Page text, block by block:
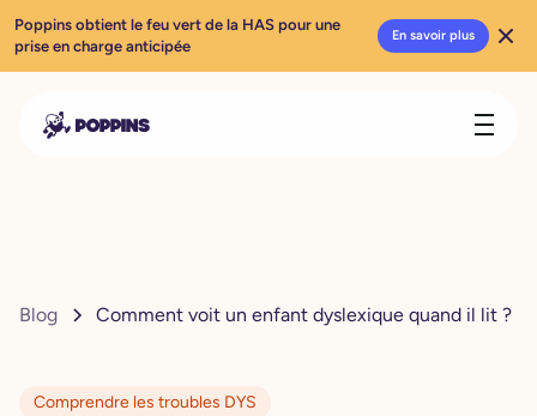
Blog Comment voit un enfant dyslexique quand il lit ?
Comprendre les troubles DYS
Poppins obtient le feu vert de la HAS pour une
prise en charge anticipée
En savoir plus